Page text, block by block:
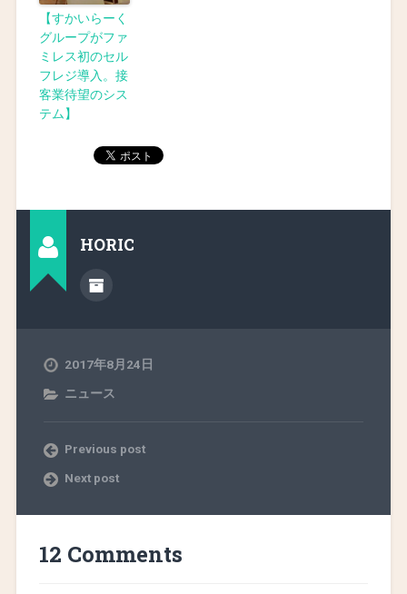
【すかいらーく
グループがファ
ミレス初のセル
フレジ導入。接
客業待望のシス
テム】
HORIC
2017年8月24日
ニュース
Previous post
Next post
12 Comments